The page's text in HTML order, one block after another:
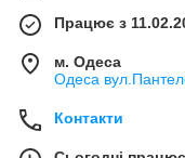
Працює з
м. Одеса
Одеса
Контакти